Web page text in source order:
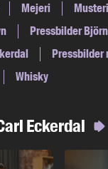
Mejeri Musteri
Pressbilder
Pressbilder
Whisky
Eckerdal